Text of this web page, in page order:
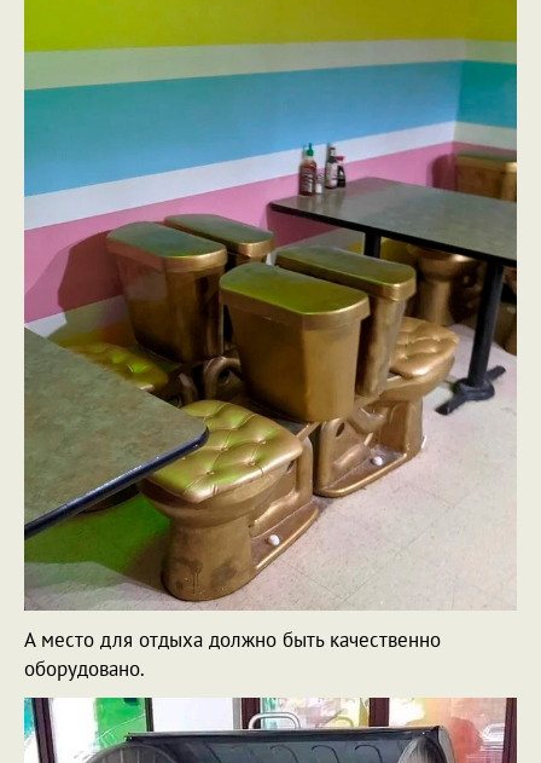
А место для отдыха должно быть качественно
оборудовано.